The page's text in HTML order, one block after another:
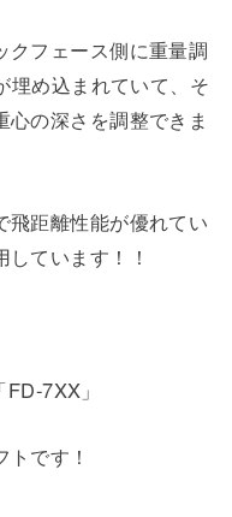
クフェース側に重量調
埋め込まれていて、そ
の深さを調整できま
飛距離性能が優れてい
ています！！
7XX」
です！